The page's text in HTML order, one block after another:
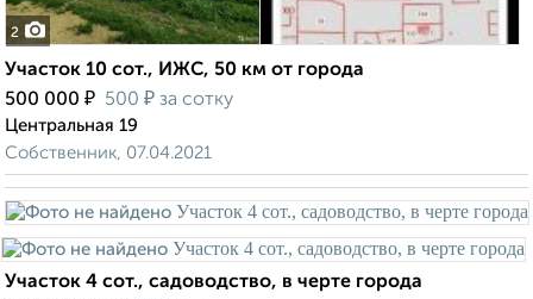
2
Участок 10 сот., ИЖС, 50 км от города
500 000 ₽ 500 ₽ за сотку
Центральная 19
Собственник, 07.04.2021
Участок 4 сот., садоводство, в черте города